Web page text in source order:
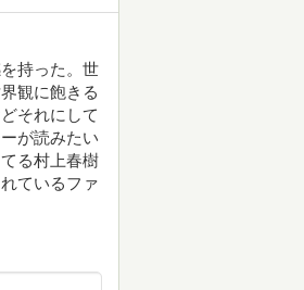
持った。世
観に飽きる
それにして
が読みたい
る村上春樹
ているファ